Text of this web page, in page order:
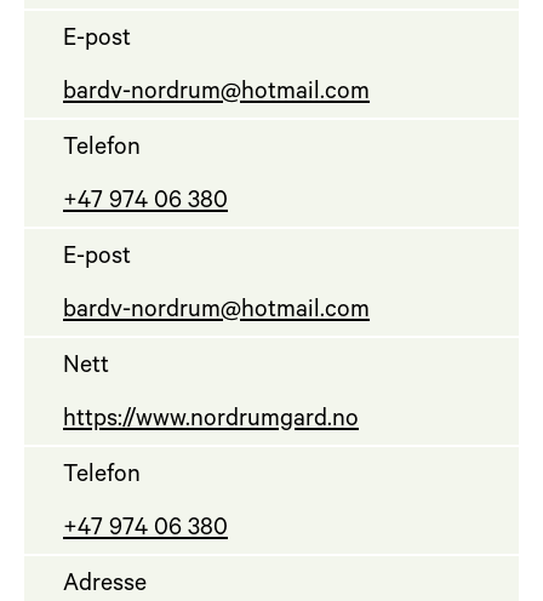
E-post
bardv-nordrum@hotmail.com
Telefon
+47 974 06 380
E-post
bardv-nordrum@hotmail.com
Nett
https://www.nordrumgard.no
Telefon
+47 974 06 380
Adresse